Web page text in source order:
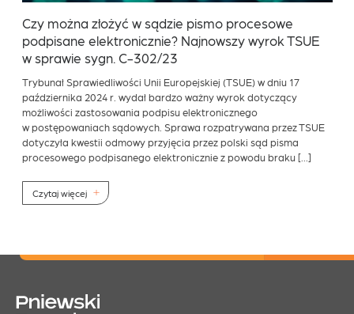
Czy można złożyć w sądzie pismo procesowe
podpisane elektronicznie? Najnowszy wyrok TSUE
w sprawie sygn. C-302/23
Trybunał Sprawiedliwości Unii Europejskiej (TSUE) w dniu 17
października 2024 r. wydał bardzo ważny wyrok dotyczący
możliwości zastosowania podpisu elektronicznego
w postępowaniach sądowych. Sprawa rozpatrywana przez TSUE
dotyczyła kwestii odmowy przyjęcia przez polski sąd pisma
procesowego podpisanego elektronicznie z powodu braku […]
Czytaj więcej